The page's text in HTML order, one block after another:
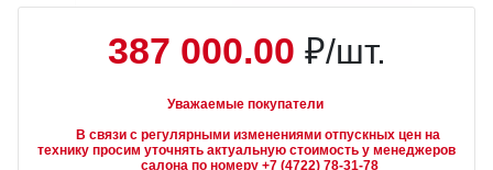
387 000.00 ₽/шт.
Уважаемые покупатели
технику просим уточнять актуальную стоимость у менеджеров